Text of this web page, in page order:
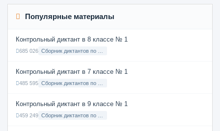
Популярные материалы
Контрольный диктант в 8 классе № 1
685 026
Контрольный диктант в 7 классе № 1
485 595
Контрольный диктант в 9 классе № 1
459 249